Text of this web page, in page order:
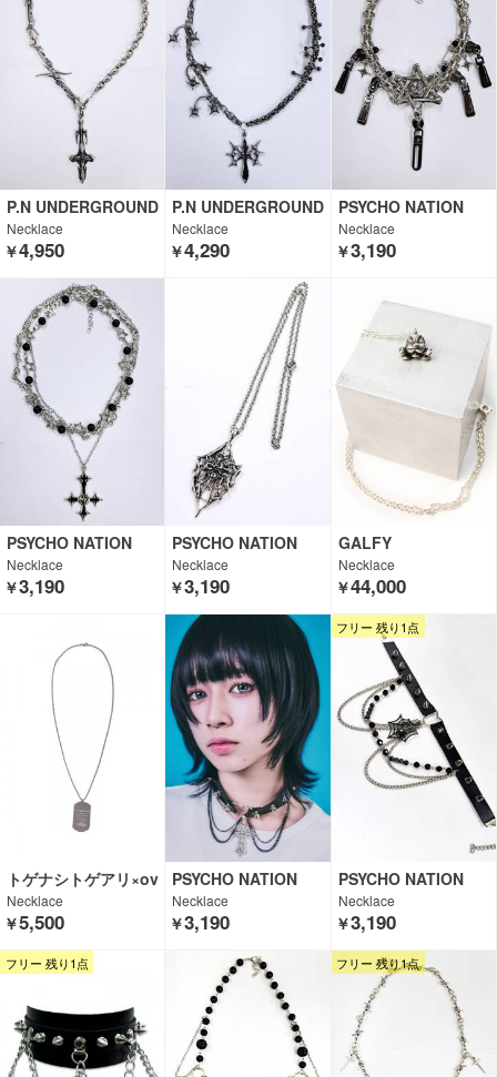
P.N UNDERGROUND
Necklace
￥4,950
P.N UNDERGROUND
Necklace
￥4,290
PSYCHO NATION
Necklace
￥3,190
PSYCHO NATION
Necklace
￥3,190
PSYCHO NATION
Necklace
￥3,190
GALFY
Necklace
￥44,000
トゲナシトゲアリ×ov
er print×GEKIROCK
CLOTHING
Necklace
￥5,500
PSYCHO NATION
Necklace
￥3,190
フリー 残り1点
PSYCHO NATION
Necklace
￥3,190
フリー 残り1点 フリー 残り1点